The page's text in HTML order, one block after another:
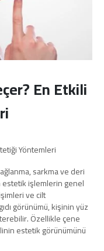
En Etkili
Yöntemleri
sarkma ve deri
estetik işlemlerin genel
ve cilt
görünümü, kişinin yüz
Özellikle çene
estetik görünümünü